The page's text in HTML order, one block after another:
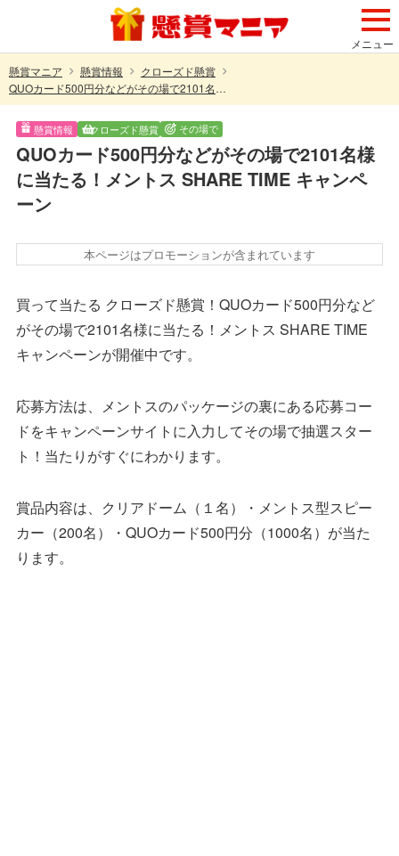
メニュー
懸賞マニア
懸賞情報
クローズド懸賞
QUOカード500円分などがその場で2101名様に当たる！メントス SHARE TIME キャンペーン
懸賞情報 クローズド懸賞 その場で
QUOカード500円分などがその場で2101名様
に当たる！メントス SHARE TIME キャンペ
ーン
本ページはプロモーションが含まれています
買って当たる クローズド懸賞！QUOカード500円分など
がその場で2101名様に当たる！メントス SHARE TIME
キャンペーンが開催中です。
応募方法は、メントスのパッケージの裏にある応募コー
ドをキャンペーンサイトに入力してその場で抽選スター
ト！当たりがすぐにわかります。
賞品内容は、クリアドーム（１名）・メントス型スピー
カー（200名）・QUOカード500円分（1000名）が当た
ります。